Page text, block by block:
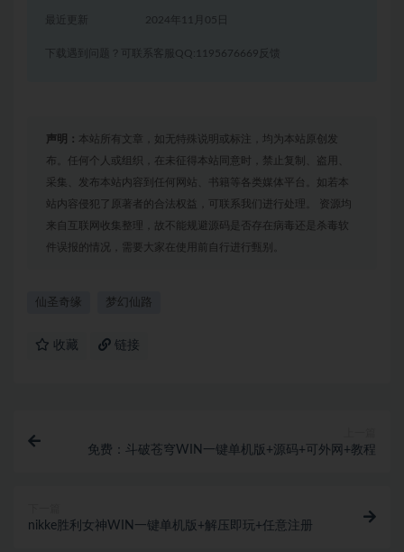
2024年11月05日
下载遇到问题？可联系客服QQ:1195676669反馈
声明： 本站所有文章，如无特殊说明或标注，均为本站原创发
布。任何个人或组织，在未征得本站同意时，禁止复制、盗用、
采集、发布本站内容到任何网站、书籍等各类媒体平台。如若本
站内容侵犯了原著者的合法权益，可联系我们进行处理。 资源均
来自互联网收集整理，故不能规避源码是否存在病毒还是杀毒软
件误报的情况，需要大家在使用前自行进行甄别。
仙圣奇缘 梦幻仙路
收藏 链接
免费：斗破苍穹WIN一键单机版+源码+可外网+教程
nikke胜利女神WIN一键单机版+解压即玩+任意注册